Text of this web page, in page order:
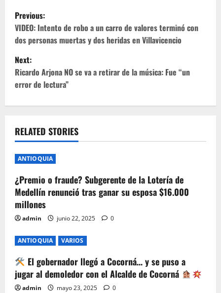
P
o
s
t
n
v
i
g
a
t
i
o
n
Previous:
VIDEO: Intento de robo a un carro de valores terminó con
dos personas muertas y dos heridas en Villavicencio
Next:
Ricardo Arjona NO se va a retirar de la música: Fue “un
error de lectura”
RELATED STORIES
ANTIOQUIA
¿Premio o fraude? Subgerente de la Lotería de
Medellín renunció tras ganar su esposa $16.000
millones
admin junio 22, 2025 0
ANTIOQUIA VARIOS
El gobernador llegó a Cocorná… y se puso a
jugar al demoledor con el Alcalde de Cocorná
admin mayo 23, 2025 0